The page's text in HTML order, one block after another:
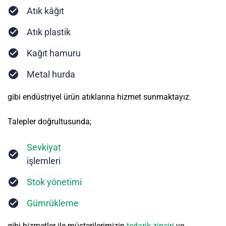
Atık kâğıt
Atık plastik
Kağıt hamuru
Metal hurda
gibi endüstriyel ürün atıklarına hizmet sunmaktayız.
Talepler doğrultusunda;
Sevkiyat
işlemleri
Stok yönetimi
Gümrükleme